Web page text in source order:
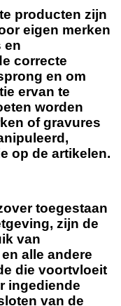
producten zijn
eigen merken
en
correcte
en om
ervan te
worden
of gravures
op de artikelen.
toegestaan
zijn de
van
alle andere
die voortvloeit
ingediende
van de